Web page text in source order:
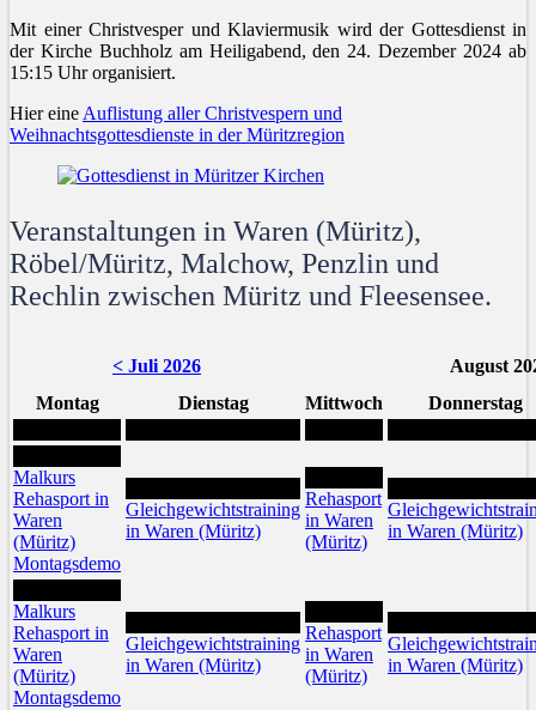
Mit einer Christvesper und Klaviermusik wird der Gottesdienst in
der Kirche Buchholz am Heiligabend, den 24. Dezember 2024 ab
15:15 Uhr organisiert.
Hier eine Auflistung aller Christvespern und
Weihnachtsgottesdienste in der Müritzregion
Veranstaltungen in Waren (Müritz),
Röbel/Müritz, Malchow, Penzlin und
Rechlin zwischen Müritz und Fleesensee.
< Juli 2026
August
Montag
Dienstag Mittwoch Donnerstag
Malkurs
Rehasport in
Waren
(Müritz)
Montagsdemo
Gleichgewichtstraining
in Waren (Müritz)
Rehasport
in Waren
(Müritz)
in Waren (Müritz)
Malkurs
Rehasport in
Waren
(Müritz)
Montagsdemo
Gleichgewichtstraining
in Waren (Müritz)
Rehasport
in Waren
(Müritz)
in Waren (Müritz)